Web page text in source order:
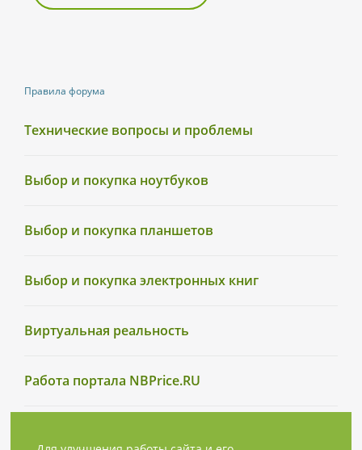
Правила форума
Технические вопросы и проблемы
Выбор и покупка ноутбуков
Выбор и покупка планшетов
Выбор и покупка электронных книг
Виртуальная реальность
Работа портала NBPrice.RU